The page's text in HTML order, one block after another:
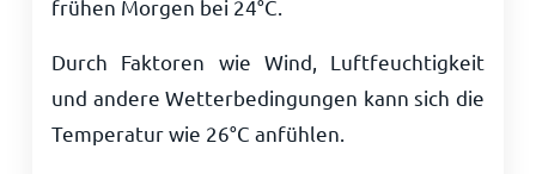
frühen Morgen bei 24°C
Durch Faktoren wie Wind, Luftfeuchtigkeit
und andere Wetterbedingungen kann sich die
Temperatur wie 26°C anfühlen.